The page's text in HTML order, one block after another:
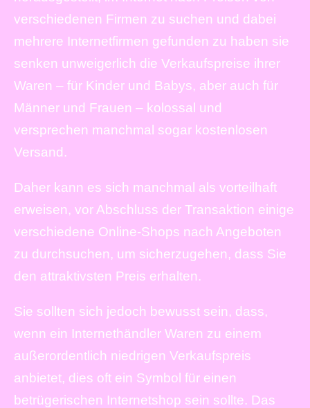
verschiedenen Firmen zu suchen und dabei
mehrere Internetfirmen gefunden zu haben sie
senken unweigerlich die Verkaufspreise ihrer
Waren – für Kinder und Babys, aber auch für
Männer und Frauen – kolossal und
versprechen manchmal sogar kostenlosen
Versand.
Daher kann es sich manchmal als vorteilhaft
erweisen, vor Abschluss der Transaktion einige
verschiedene Online-Shops nach Angeboten
zu durchsuchen, um sicherzugehen, dass Sie
den attraktivsten Preis erhalten.
Sie sollten sich jedoch bewusst sein, dass,
wenn ein Internethändler Waren zu einem
außerordentlich niedrigen Verkaufspreis
anbietet, dies oft ein Symbol für einen
betrügerischen Internetshop sein sollte. Das